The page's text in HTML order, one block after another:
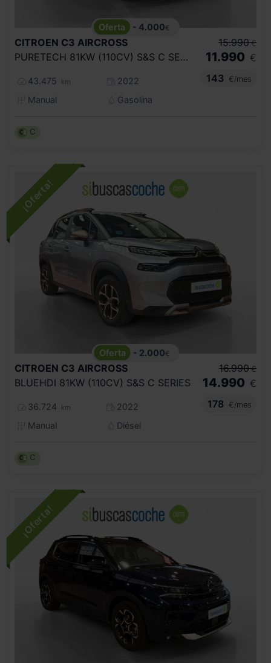
- 4.000€
CITROEN C3 AIRCROSS
PURETECH 81KW (110CV) S&S C SERIES
43.475 km
2022
Manual
Gasolina
15.990 €
11.990 €
143
€/mes
C
- 2.000€
CITROEN C3 AIRCROSS
BLUEHDI 81KW (110CV) S&S C SERIES
36.724 km
2022
Manual
Diésel
16.990 €
14.990 €
178
€/mes
C